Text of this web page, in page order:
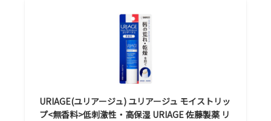
URIAGE(ユリアージュ) ユリアージュ モイストリッ
プ<無香料>低刺激性・高保湿 URIAGE 佐藤製薬 リ